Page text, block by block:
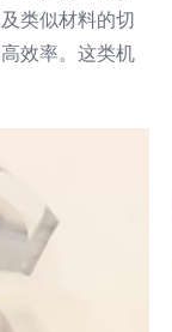
类似材料的切
效率。这类机